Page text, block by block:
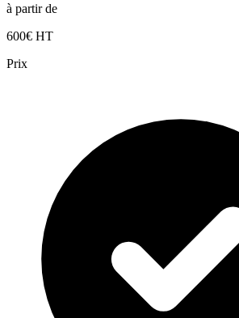
à partir de
600€ HT
Prix